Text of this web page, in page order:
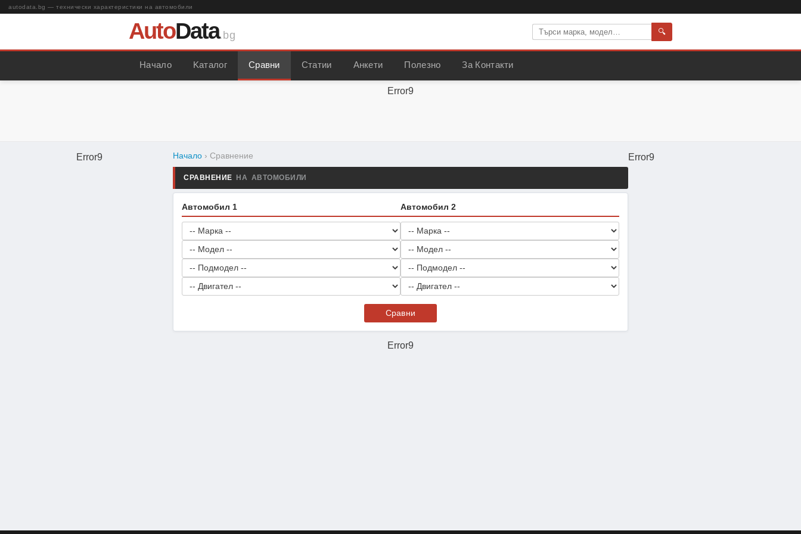
autodata.bg — технически характеристики на автомобили
AutoData.bg 🔍
Начало Kаталог Сравни Статии Анкети Полезно За Контакти
Error9
Error9 Начало › Сравнение
СРАВНЕНИЕ НА АВТОМОБИЛИ
Автомобил 1 Автомобил 2
Сравни
Error9
Error9